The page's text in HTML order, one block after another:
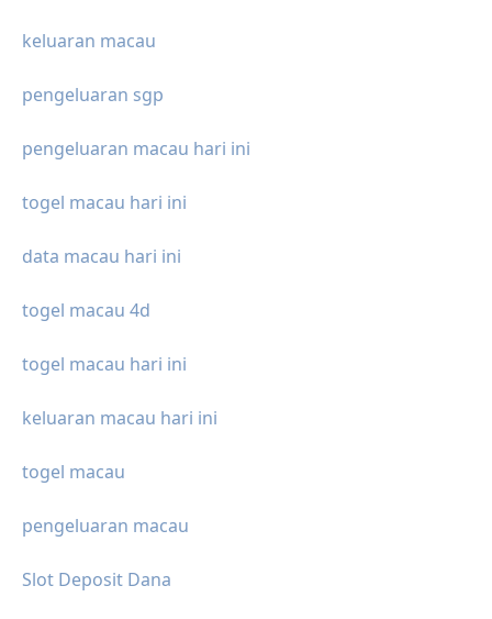
keluaran macau
pengeluaran sgp
pengeluaran macau hari ini
togel macau hari ini
data macau hari ini
togel macau 4d
togel macau hari ini
keluaran macau hari ini
togel macau
pengeluaran macau
Slot Deposit Dana